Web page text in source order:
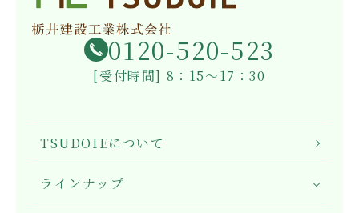
0120-520-523
[受付時間] 8：15～17：30
TSUDOIEについて
ラインナップ